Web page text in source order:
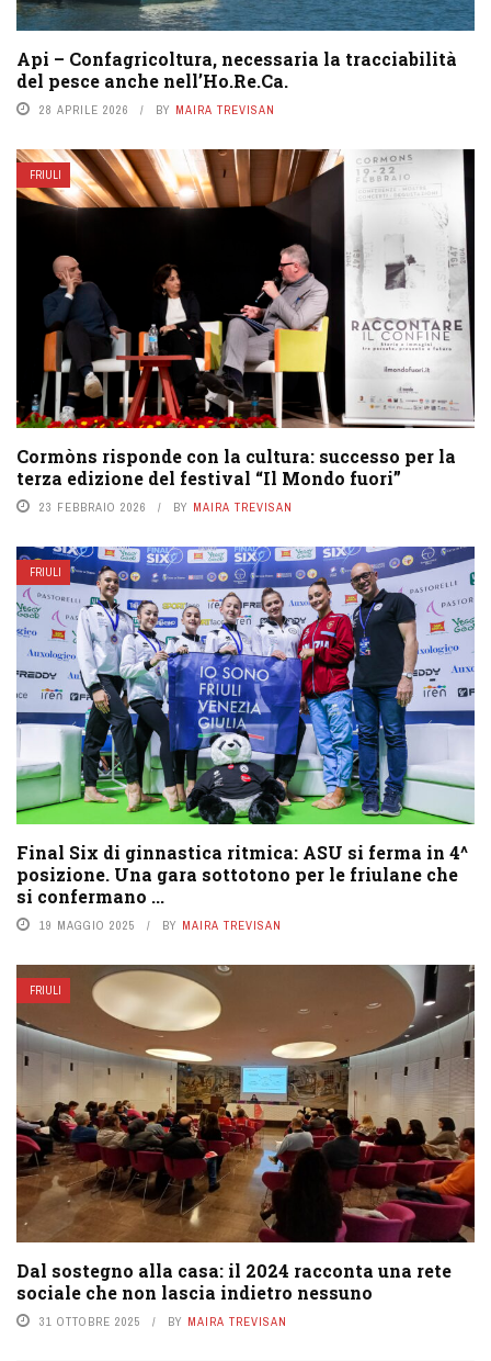
Api – Confagricoltura, necessaria la tracciabilità
del pesce anche nell’Ho.Re.Ca.
28 APRILE 2026 BY MAIRA TREVISAN
FRIULI
Cormòns risponde con la cultura: successo per la
terza edizione del festival “Il Mondo fuori”
23 FEBBRAIO 2026 BY MAIRA TREVISAN
FRIULI
Final Six di ginnastica ritmica: ASU si ferma in 4^
posizione. Una gara sottotono per le friulane che
si confermano ...
19 MAGGIO 2025 BY MAIRA TREVISAN
FRIULI
Dal sostegno alla casa: il 2024 racconta una rete
sociale che non lascia indietro nessuno
31 OTTOBRE 2025 BY MAIRA TREVISAN